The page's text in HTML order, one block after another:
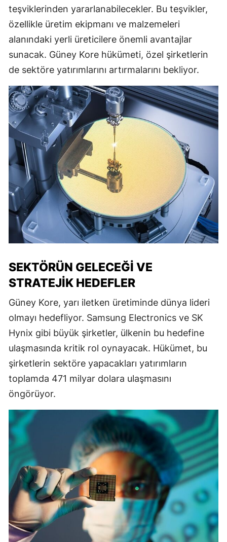
teşviklerinden yararlanabilecekler. Bu teşvikler,
özellikle üretim ekipmanı ve malzemeleri
alanındaki yerli üreticilere önemli avantajlar
sunacak. Güney Kore hükümeti, özel şirketlerin
de sektöre yatırımlarını artırmalarını bekliyor.
SEKTÖRÜN GELECEĞI VE
STRATEJIK HEDEFLER
Güney Kore, yarı iletken üretiminde dünya lideri
olmayı hedefliyor. Samsung Electronics ve SK
Hynix gibi büyük şirketler, ülkenin bu hedefine
ulaşmasında kritik rol oynayacak. Hükümet, bu
şirketlerin sektöre yapacakları yatırımların
toplamda 471 milyar dolara ulaşmasını
öngörüyor.